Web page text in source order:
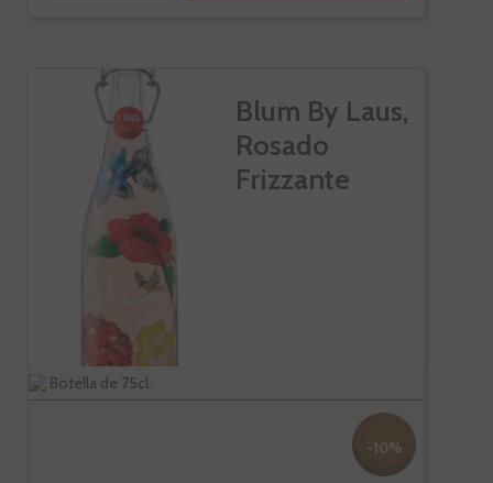
Blum By Laus,
Rosado
Frizzante
Botella de 75cl.
-10%